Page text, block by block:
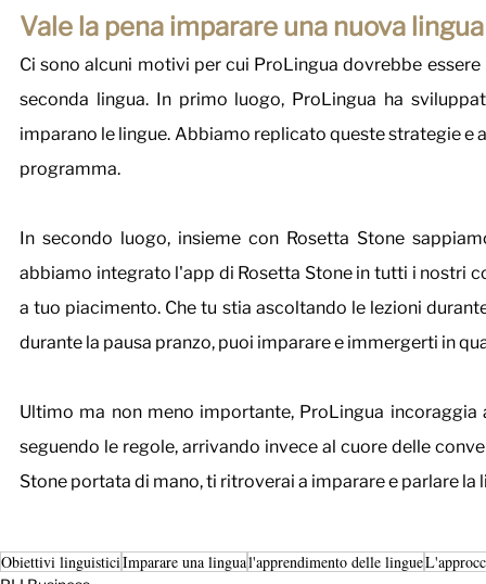
Vale la pena imparare una nuova lingua
Ci sono alcuni motivi per cui ProLingua dovrebbe
seconda lingua. In primo luogo, ProLingua ha
imparano le lingue. Abbiamo replicato queste strategie
programma.
In secondo luogo, insieme con Rosetta Stone
abbiamo integrato l'app di Rosetta Stone in tutti i nostri
a tuo piacimento. Che tu stia ascoltando le lezioni
durante la pausa pranzo, puoi imparare e immergerti in
Ultimo ma non meno importante, ProLingua
seguendo le regole, arrivando invece al cuore delle
Stone portata di mano, ti ritroverai a imparare e parlare
Obiettivi linguisticiImparare una lingual'apprendimento delle lingue